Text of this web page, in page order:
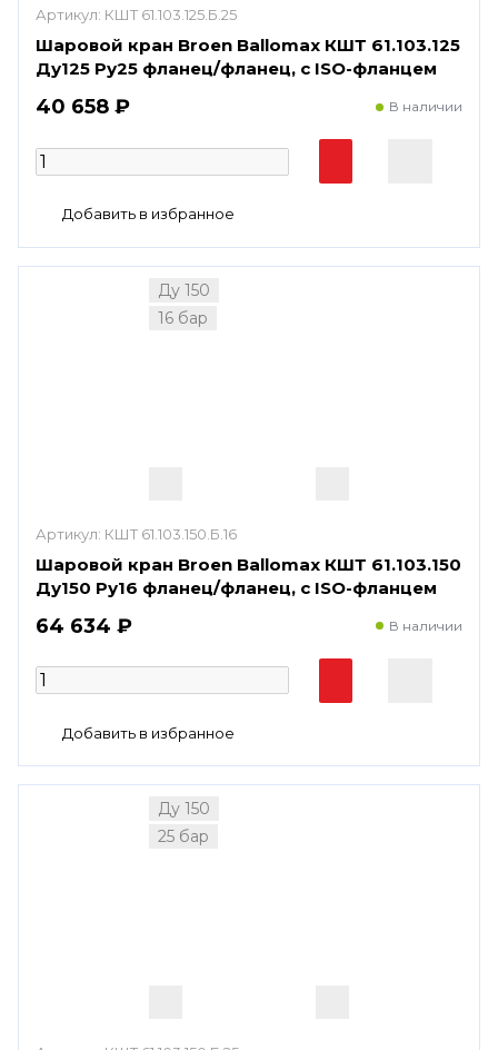
Артикул: КШТ 61.103.125.Б.25
Шаровой кран Broen Ballomax КШТ 61.103.125
Ду125 Ру25 фланец/фланец, с ISO-фланцем
40 658 ₽ В наличии
Ду 150
16 бар
Артикул: КШТ 61.103.150.Б.16
Шаровой кран Broen Ballomax КШТ 61.103.150
Ду150 Ру16 фланец/фланец, с ISO-фланцем
64 634 ₽ В наличии
Ду 150
25 бар